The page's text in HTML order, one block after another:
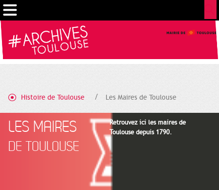
Histoire de Toulouse Les Maires de Toulouse
LES MAIRES
DE TOULOUSE
Retrouvez ici les maires de
Toulouse depuis 1790.
Gestion de vos préférences sur les cookies